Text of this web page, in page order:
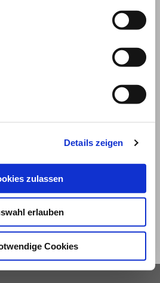
Details zeigen
zulassen
erlauben
Cookies
Privatsphäre